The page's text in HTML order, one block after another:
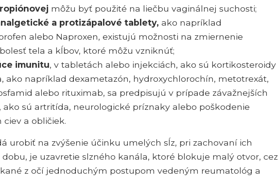
môžu byť použité na liečbu vaginálnej suchosti;
a protizápalové tablety, ako napríklad
alebo Naproxen, existujú možnosti na zmiernenie
tela a kĺbov, ktoré môžu vzniknúť;
imunitu, v tabletách alebo injekciách, ako sú kortikosteroidy
ako napríklad dexametazón, hydroxychlorochín, metotrexát,
alebo rituximab, sa predpisujú v prípade závažnejších
ako sú artritída, neurologické príznaky alebo poškodenie
a obličiek.
urobiť na zvýšenie účinku umelých sĺz, pri zachovaní ich
je uzavretie slzného kanála, ktoré blokuje malý otvor, cez
z očí jednoduchým postupom vedeným reumatológ a